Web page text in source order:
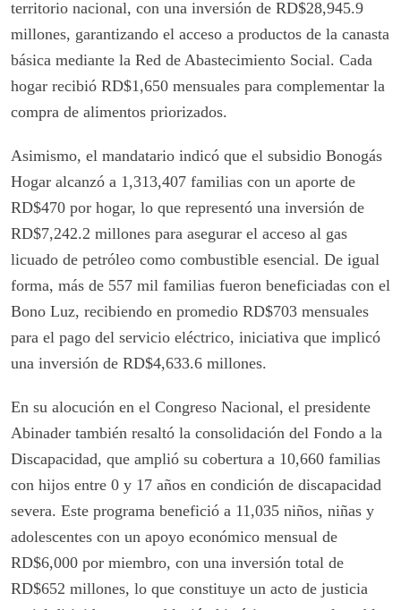
territorio nacional, con una inversión de RD$28,945.9
millones, garantizando el acceso a productos de la canasta
básica mediante la Red de Abastecimiento Social. Cada
hogar recibió RD$1,650 mensuales para complementar la
compra de alimentos priorizados.
Asimismo, el mandatario indicó que el subsidio Bonogás
Hogar alcanzó a 1,313,407 familias con un aporte de
RD$470 por hogar, lo que representó una inversión de
RD$7,242.2 millones para asegurar el acceso al gas
licuado de petróleo como combustible esencial. De igual
forma, más de 557 mil familias fueron beneficiadas con el
Bono Luz, recibiendo en promedio RD$703 mensuales
para el pago del servicio eléctrico, iniciativa que implicó
una inversión de RD$4,633.6 millones.
En su alocución en el Congreso Nacional, el presidente
Abinader también resaltó la consolidación del Fondo a la
Discapacidad, que amplió su cobertura a 10,660 familias
con hijos entre 0 y 17 años en condición de discapacidad
severa. Este programa benefició a 11,035 niños, niñas y
adolescentes con un apoyo económico mensual de
RD$6,000 por miembro, con una inversión total de
RD$652 millones, lo que constituye un acto de justicia